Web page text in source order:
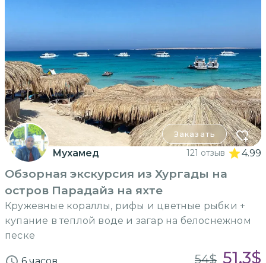
Заказать
Мухамед 121 отзыв 4.99
Обзорная экскурсия из Хургады на
остров Парадайз на яхте
Кружевные кораллы, рифы и цветные рыбки +
купание в теплой воде и загар на белоснежном
песке
54$ 51.3$